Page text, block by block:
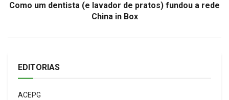
Como um dentista (e lavador de pratos) fundou a rede
China in Box
EDITORIAS
ACEPG